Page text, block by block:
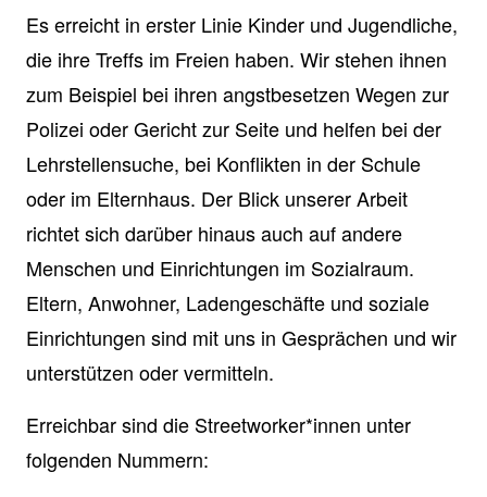
Es erreicht in erster Linie Kinder und Jugendliche,
die ihre Treffs im Freien haben. Wir stehen ihnen
zum Beispiel bei ihren angstbesetzen Wegen zur
Polizei oder Gericht zur Seite und helfen bei der
Lehrstellensuche, bei Konflikten in der Schule
oder im Elternhaus. Der Blick unserer Arbeit
richtet sich darüber hinaus auch auf andere
Menschen und Einrichtungen im Sozialraum.
Eltern, Anwohner, Ladengeschäfte und soziale
Einrichtungen sind mit uns in Gesprächen und wir
unterstützen oder vermitteln.
Erreichbar sind die Streetworker*innen unter
folgenden Nummern: